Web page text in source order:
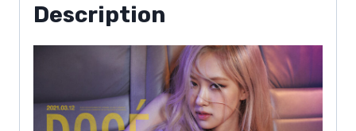
Description